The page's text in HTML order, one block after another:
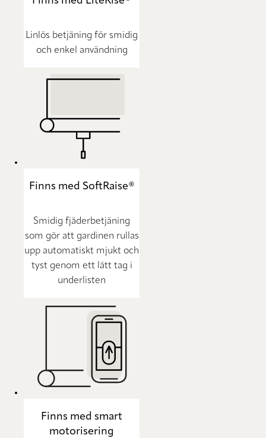
Linlös betjäning för smidig
och enkel användning
Finns med SoftRaise®
Smidig fjäderbetjäning
som gör att gardinen rullas
upp automatiskt mjukt och
tyst genom ett lätt tag i
underlisten
Finns med smart
motorisering